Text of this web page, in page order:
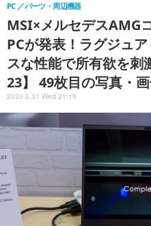
MSI×メルセデスAMG
PCが発表！ラグジュ
スな性能で所有欲を刺
23】 49枚目の写真・
PC パーツ・周辺機器
2023.5.31 Wed 21:15